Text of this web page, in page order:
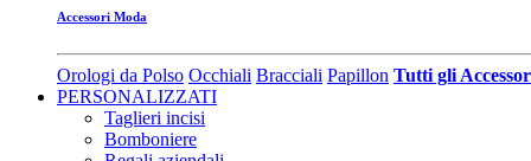
Accessori Moda
Orologi da Polso Occhiali Bracciali Papillon Tutti gli
PERSONALIZZATI
Taglieri incisi
Bomboniere